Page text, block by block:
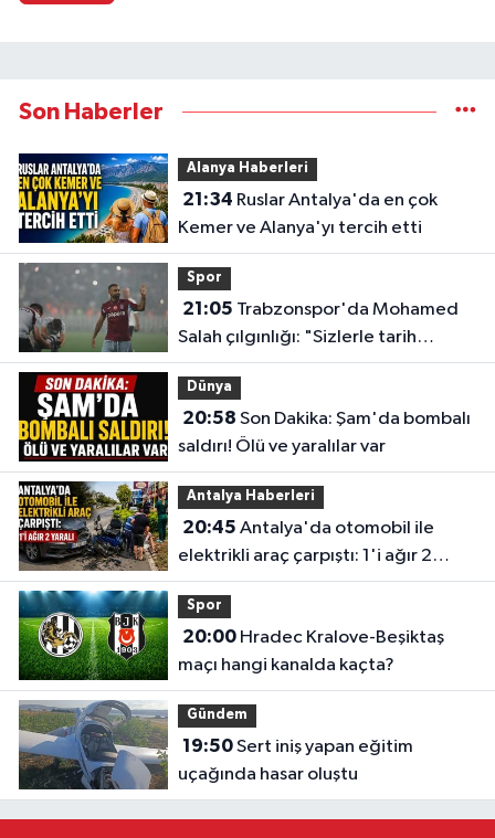
Son Haberler
Alanya Haberleri
21:34
Kemer ve Alanya'yı tercih etti
Spor
21:05
Salah çılgınlığı: "Sizlerle tarih
yazmak istiyorum"
Dünya
20:58
saldırı! Ölü ve yaralılar var
Antalya Haberleri
20:45
elektrikli araç çarpıştı: 1'i ağır 2
yaralı
Spor
20:00Hradec Kralove-Beşiktaş
maçı hangi kanalda kaçta?
Gündem
19:50Sert iniş yapan eğitim
uçağında hasar oluştu